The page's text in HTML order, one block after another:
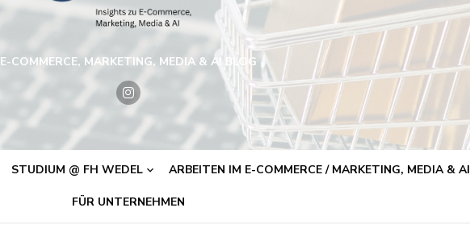
E-COMMERCE, MARKETING, MEDIA & AI BLOG
STUDIUM @ FH WEDEL ARBEITEN IM E-COMMERCE / MARKETING, MEDIA & AI
FÜR UNTERNEHMEN